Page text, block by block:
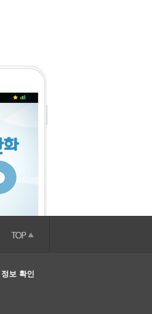
보 확인